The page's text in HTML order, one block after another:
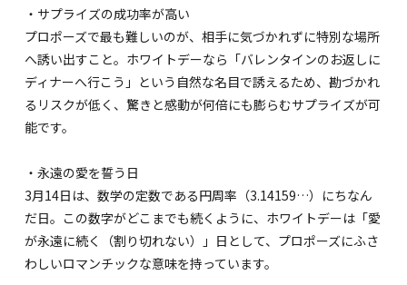
・サプライズの成功率が高い
プロポーズで最も難しいのが、相手に気づかれずに特別な場所
へ誘い出すこと。ホワイトデーなら「バレンタインのお返しに
ディナーへ行こう」という自然な名目で誘えるため、勘づかれ
るリスクが低く、驚きと感動が何倍にも膨らむサプライズが可
能です。
・永遠の愛を誓う日
3月14日は、数学の定数である円周率（3.14159…）にちなん
だ日。この数字がどこまでも続くように、ホワイトデーは「愛
が永遠に続く（割り切れない）」日として、プロポーズにふさ
わしいロマンチックな意味を持っています。